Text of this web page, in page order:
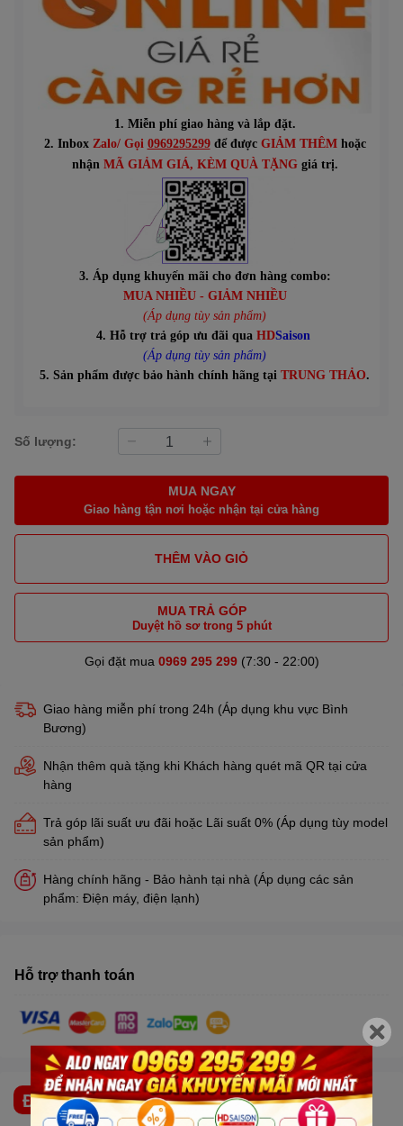
1. Miễn phí giao hàng và lắp đặt.
2. Inbox Zalo/ Gọi 0969295299để được GIẢM THÊMhoặc
nhận MÃ GIẢM GIÁ, KÈM QUÀ TẶNGgiá trị.
3. Áp dụng khuyến mãi cho đơn hàng combo:
MUA NHIỀU - GIẢM NHIỀU
(Áp dụng tùy sản phẩm)
4. Hỗ trợ trả góp ưu đãi qua HDSaison
(Áp dụng tùy sản phẩm)
5. Sản phẩm được bảo hành chính hãng tại TRUNG THẢO.
Số lượng:
MUA NGAY
Giao hàng tận nơi hoặc nhận tại cửa hàng
THÊM VÀO GIỎ
MUA TRẢ GÓP
Duyệt hồ sơ trong 5 phút
Gọi đặt mua 0969 295 299(7:30 - 22:00)
Giao hàng miễn phí trong 24h (Áp dụng khu vực Bình
Bương)
Nhận thêm quà tặng khi Khách hàng quét mã QR tại cửa
hàng
Trả góp lãi suất ưu đãi hoặc Lãi suất 0% (Áp dụng tùy model
sản phẩm)
Hàng chính hãng - Bảo hành tại nhà (Áp dụng các sản
phẩm: Điện máy, điện lạnh)
Hỗ trợ thanh toán
ĐẶC ĐIỂM NỔI BẬT